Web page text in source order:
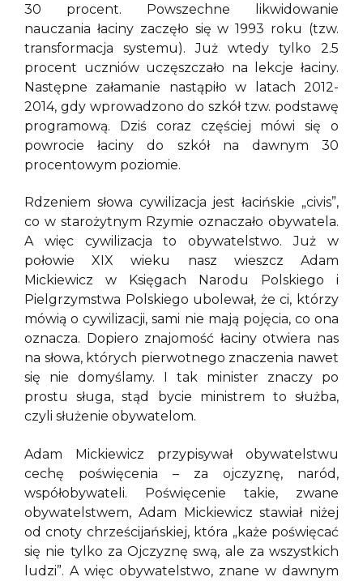
30 procent. Powszechne likwidowanie
nauczania łaciny zaczęło się w 1993 roku (tzw.
transformacja systemu). Już wtedy tylko 2.5
procent uczniów uczęszczało na lekcje łaciny.
Następne załamanie nastąpiło w latach 2012-
2014, gdy wprowadzono do szkół tzw. podstawę
programową. Dziś coraz częściej mówi się o
powrocie łaciny do szkół na dawnym 30
procentowym poziomie.
Rdzeniem słowa cywilizacja jest łacińskie „civis”,
co w starożytnym Rzymie oznaczało obywatela.
A więc cywilizacja to obywatelstwo. Już w
połowie XIX wieku nasz wieszcz Adam
Mickiewicz w Księgach Narodu Polskiego i
Pielgrzymstwa Polskiego ubolewał, że ci, którzy
mówią o cywilizacji, sami nie mają pojęcia, co ona
oznacza. Dopiero znajomość łaciny otwiera nas
na słowa, których pierwotnego znaczenia nawet
się nie domyślamy. I tak minister znaczy po
prostu sługa, stąd bycie ministrem to służba,
czyli służenie obywatelom.
Adam Mickiewicz przypisywał obywatelstwu
cechę poświęcenia – za ojczyznę, naród,
współobywateli. Poświęcenie takie, zwane
obywatelstwem, Adam Mickiewicz stawiał niżej
od cnoty chrześcijańskiej, która „każe poświęcać
się nie tylko za Ojczyznę swą, ale za wszystkich
ludzi”. A więc obywatelstwo, znane w dawnym